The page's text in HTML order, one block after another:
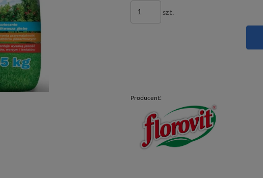
szt.
Producent: